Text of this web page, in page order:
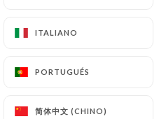
ITALIANO
PORTUGUÉS
简体中文 (CHINO)
ITALIANO
PORTUGUÉS
简体中文 (CHINO)